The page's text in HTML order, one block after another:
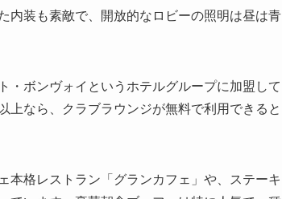
内装も素敵で、開放的なロビーの照明は昼は青
・ボンヴォイというホテルグループに加盟して
上なら、クラブラウンジが無料で利用できると
本格レストラン「グランカフェ」や、ステーキ